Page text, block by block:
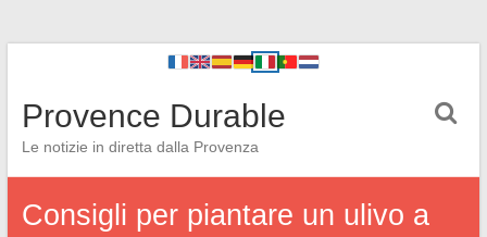
Provence Durable
Le notizie in diretta dalla Provenza
Consigli per piantare un ulivo a